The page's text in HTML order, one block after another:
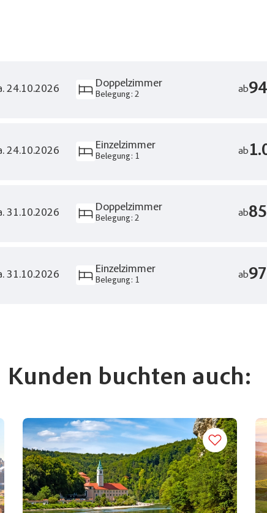
24.10.2026 Doppelzimmer
Belegung: 2
ab
24.10.2026 Einzelzimmer
Belegung: 1
ab
31.10.2026 Doppelzimmer
Belegung: 2
ab
31.10.2026 Einzelzimmer
Belegung: 1
ab
Kunden buchten auch: